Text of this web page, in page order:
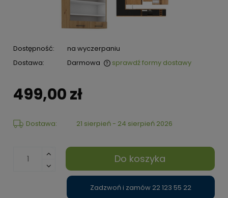
Dostępność:
na wyczerpaniu
Dostawa:
Darmowa sprawdź formy dostawy
499,00 zł
Dostawa: 21 sierpień - 24 sierpień 2026
Do koszyka
Zadzwoń i zamów 22 123 55 22